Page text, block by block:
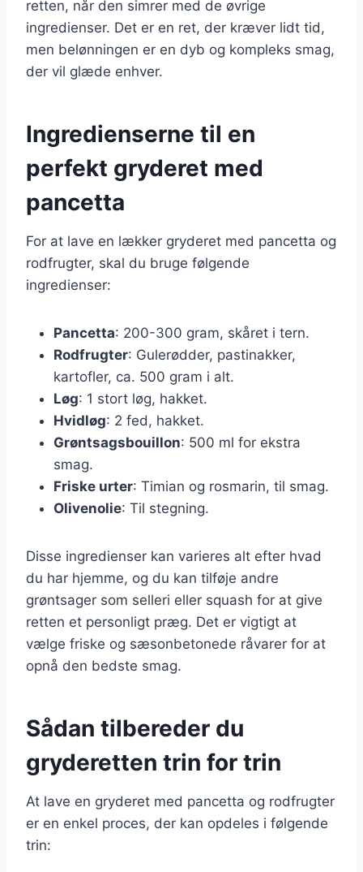
retten, når den simrer med de øvrige
ingredienser. Det er en ret, der kræver lidt tid,
men belønningen er en dyb og kompleks smag,
der vil glæde enhver.
Ingredienserne til en
perfekt gryderet med
pancetta
For at lave en lækker gryderet med pancetta og
rodfrugter, skal du bruge følgende
ingredienser:
Pancetta: 200-300 gram, skåret i tern.
Rodfrugter: Gulerødder, pastinakker,
kartofler, ca. 500 gram i alt.
Løg: 1 stort løg, hakket.
Hvidløg: 2 fed, hakket.
Grøntsagsbouillon: 500 ml for ekstra
smag.
Friske urter: Timian og rosmarin, til smag.
Olivenolie: Til stegning.
Disse ingredienser kan varieres alt efter hvad
du har hjemme, og du kan tilføje andre
grøntsager som selleri eller squash for at give
retten et personligt præg. Det er vigtigt at
vælge friske og sæsonbetonede råvarer for at
opnå den bedste smag.
Sådan tilbereder du
gryderetten trin for trin
At lave en gryderet med pancetta og rodfrugter
er en enkel proces, der kan opdeles i følgende
trin: